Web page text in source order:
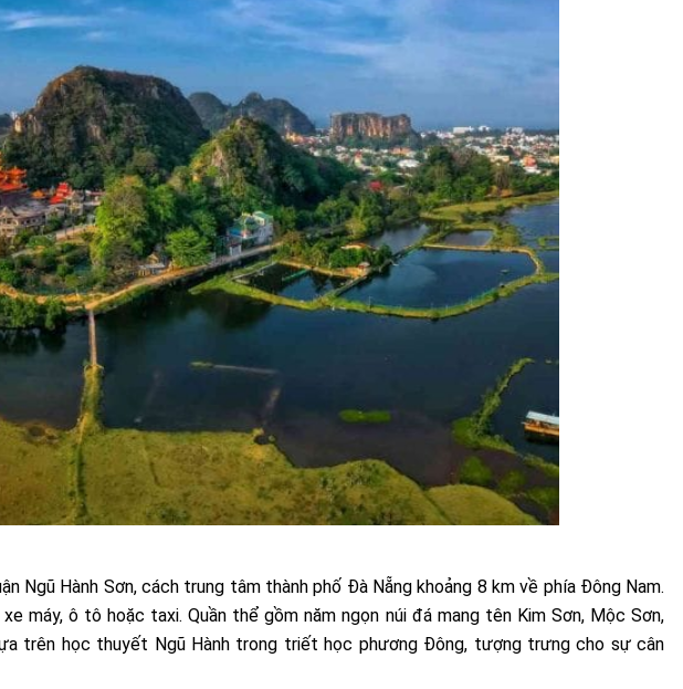
Ngũ Hành Sơn, cách trung tâm thành phố Đà Nẵng khoảng 8 km về phía Đông Nam.
xe máy, ô tô hoặc taxi.Quần thể gồm năm ngọn núi đá mang tên Kim Sơn, Mộc Sơn,
trên học thuyết Ngũ Hành trong triết học phương Đông, tượng trưng cho sự cân